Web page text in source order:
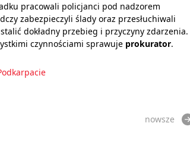
pracowali policjanci pod nadzorem
zabezpieczyli ślady oraz przesłuchiwali
dokładny przebieg i przyczyny zdarzenia.
czynnościami sprawuje prokurator.
nowsze